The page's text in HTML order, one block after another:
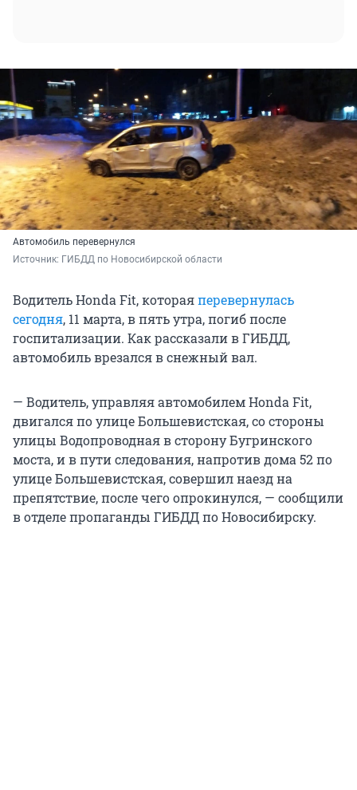
Автомобиль перевернулся
Источник: ГИБДД по Новосибирской области
Водитель Honda Fit, котораяперевернулась
сегодня, 11 марта, в пять утра, погиб после
госпитализации. Как рассказали в ГИБДД,
автомобиль врезался в снежный вал.
— Водитель, управляя автомобилем Honda Fit,
двигался по улице Большевистская, со стороны
улицы Водопроводная в сторону Бугринского
моста, и в пути следования, напротив дома 52 по
улице Большевистская, совершил наезд на
препятствие, после чего опрокинулся, — сообщили
в отделе пропаганды ГИБДД по Новосибирску.